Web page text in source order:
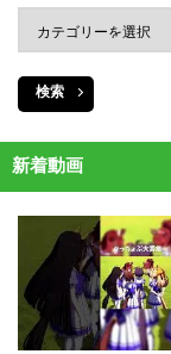
検索
新着動画